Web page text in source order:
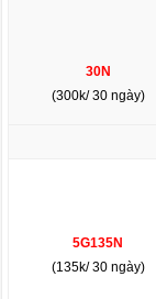
30N
(300k/ 30 ngày)
5G135N
(135k/ 30 ngày)